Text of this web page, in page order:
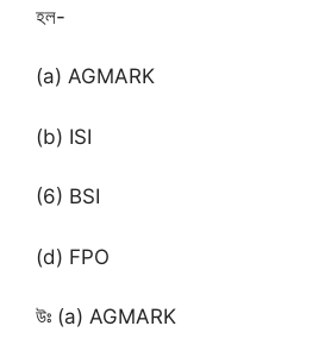
হল-
(a) AGMARK
(b) ISI
(6) BSI
(d) FPO
উঃ (a) AGMARK